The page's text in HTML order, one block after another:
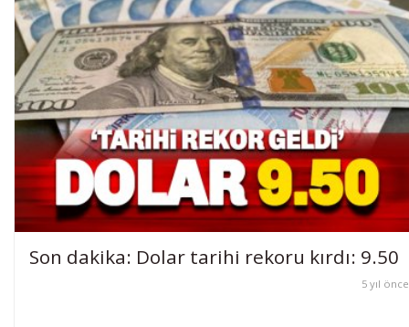
Son dakika: Dolar tarihi rekoru kırdı: 9.50
5 yıl önce